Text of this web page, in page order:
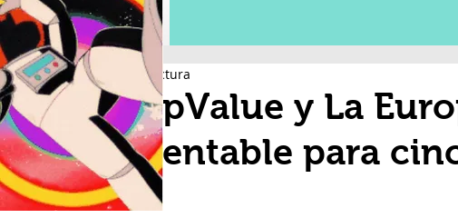
ChopValue y La
sustentable para
2 min de lectura